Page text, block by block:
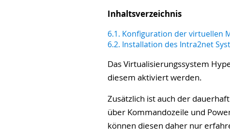
Inhaltsverzeichnis
6.1. Konfiguration der virtuellen
6.2. Installation des Intra2net
Das Virtualisierungssystem
diesem aktiviert werden.
Zusätzlich ist auch der
über Kommandozeile und
können diesen daher nur